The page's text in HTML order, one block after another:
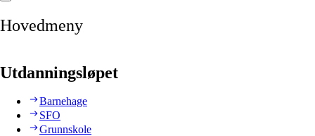
Hovedmeny
Utdanningsløpet
Barnehage
SFO
Grunnskole